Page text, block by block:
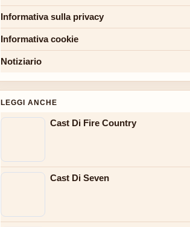
Informativa sulla privacy
Informativa cookie
Notiziario
LEGGI ANCHE
Cast Di Fire Country
Cast Di Seven